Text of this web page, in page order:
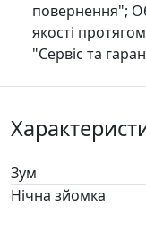
повернення";
якості
"Сервіс та
Зум
Нічна зйомка